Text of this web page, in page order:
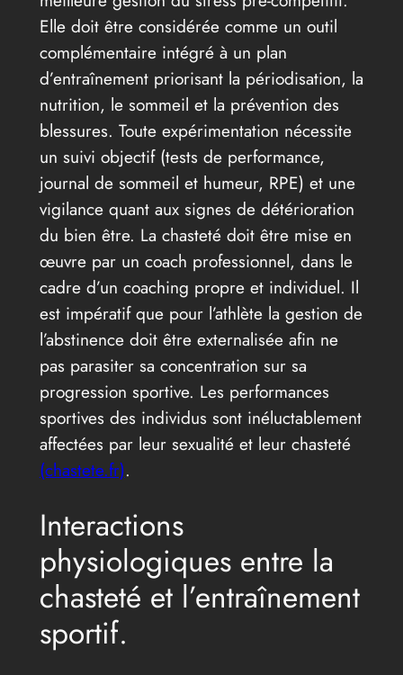
Elle doit être considérée comme un outil
complémentaire intégré à un plan
d’entraînement priorisant la périodisation, la
nutrition, le sommeil et la prévention des
blessures. Toute expérimentation nécessite
un suivi objectif (tests de performance,
journal de sommeil et humeur, RPE) et une
vigilance quant aux signes de détérioration
du bien être. La chasteté doit être mise en
œuvre par un coach professionnel, dans le
cadre d’un coaching propre et individuel. Il
est impératif que pour l’athlète la gestion de
l’abstinence doit être externalisée afin ne
pas parasiter sa concentration sur sa
progression sportive. Les performances
sportives des individus sont inéluctablement
affectées par leur sexualité et leur chasteté
(chastete.fr).
Interactions
physiologiques entre la
chasteté et l’entraînement
sportif.